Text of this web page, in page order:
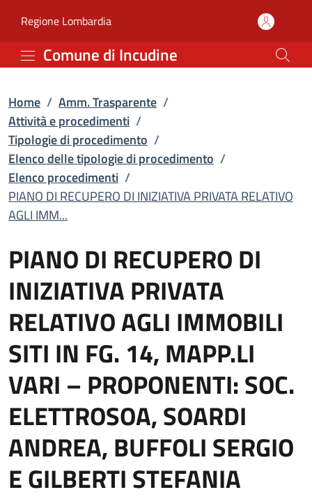
PIANO DI RECUPERO
Regione Lombardia(apre in un'altra scheda).
Comune di Incudine
Home / Amm. Trasparente /
Attività e procedimenti /
Tipologie di procedimento /
Elenco delle tipologie di procedimento /
Elenco procedimenti /
PIANO DI RECUPERO DI INIZIATIVA PRIVATA RELATIVO
AGLI IMM...
PIANO DI RECUPERO DI
INIZIATIVA PRIVATA
RELATIVO AGLI IMMOBILI
SITI IN FG. 14, MAPP.LI
VARI – PROPONENTI: SOC.
ELETTROSOA, SOARDI
ANDREA, BUFFOLI SERGIO
E GILBERTI STEFANIA